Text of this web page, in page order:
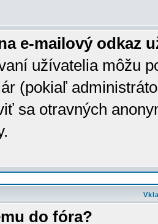
e-mailový odkaz
užívatelia môžu
(pokiaľ
sa otravných
do fóra?